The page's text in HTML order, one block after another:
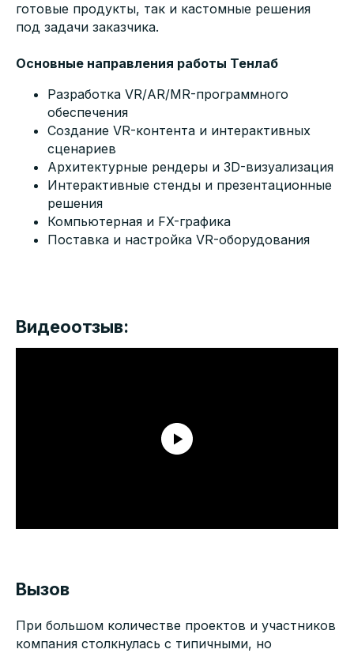
готовые продукты, так и кастомные решения
под задачи заказчика.
Основные направления работы Тенлаб
Разработка VR/AR/MR-программного
обеспечения
Создание VR-контента и интерактивных
сценариев
Архитектурные рендеры и 3D-визуализация
Интерактивные стенды и презентационные
решения
Компьютерная и FX-графика
Поставка и настройка VR-оборудования
Видеоотзыв:
Вызов
При большом количестве проектов и участников
компания столкнулась с типичными, но